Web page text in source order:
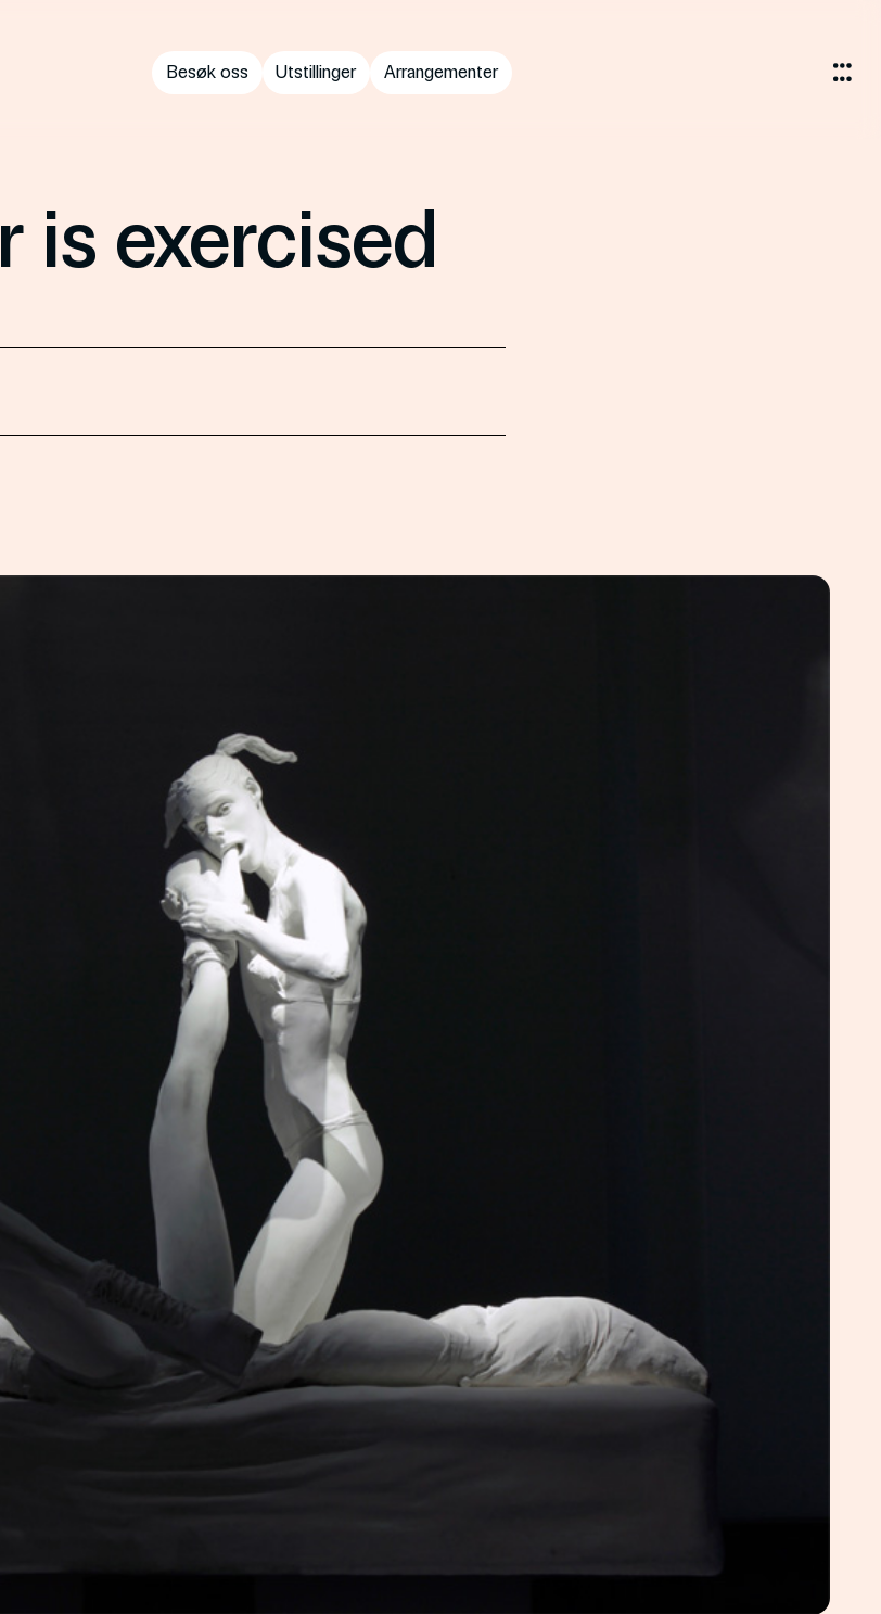
Besøk oss Utstillinger Arrangementer
is exercised